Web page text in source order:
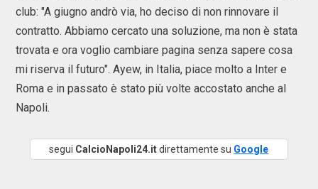
club: "A giugno andrò via, ho deciso di non rinnovare il
contratto. Abbiamo cercato una soluzione, ma non è stata
trovata e ora voglio cambiare pagina senza sapere cosa
mi riserva il futuro". Ayew, in Italia, piace molto a Inter e
Roma e in passato è stato più volte accostato anche al
Napoli.
segui CalcioNapoli24.itdirettamente su Google